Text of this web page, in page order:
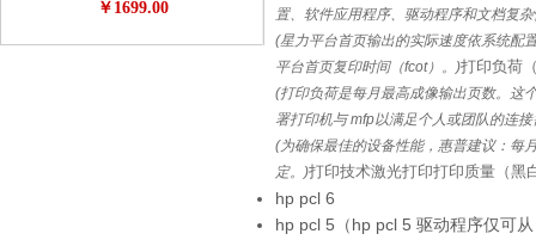
超值精品 极客必备 3d专享月特供
￥1699.00
置、软件应用程序、驱动程序和文档复
(星力平台首页输出的实际速度依系统配
平台首页复印时间（fcot）。)打印负荷
(打印负荷是每月最高成像输出页数。这
署打印机与 mfp以满足个人或团队的连
(为确保最佳的设备性能，惠普建议：每
定。)打印技术激光打印打印质量（黑
hp pcl 6
hp pcl 5（hp pcl 5 驱动程序仅可